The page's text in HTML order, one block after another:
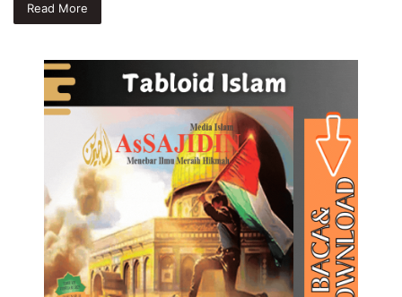
Read More